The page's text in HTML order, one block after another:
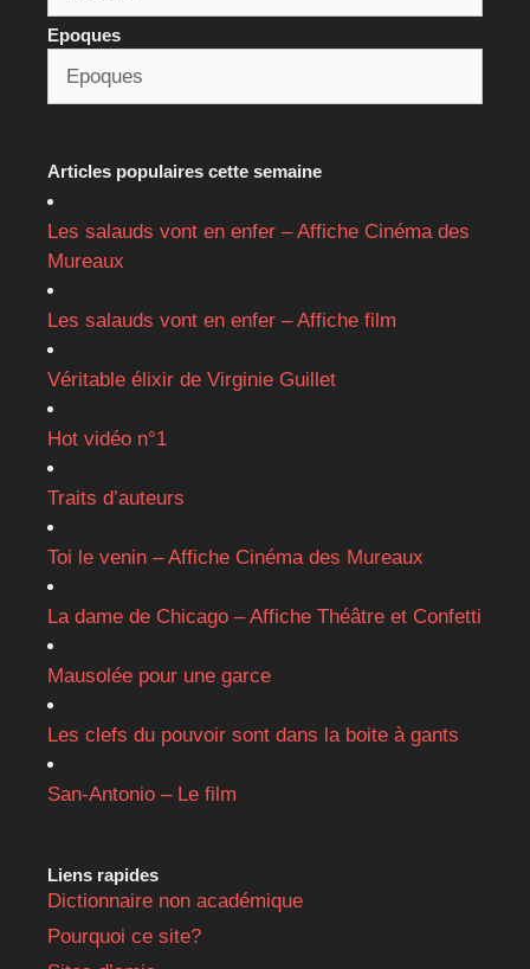
Epoques
Articles populaires cette semaine
Les salauds vont en enfer – Affiche Cinéma des
Mureaux
Les salauds vont en enfer – Affiche film
Véritable élixir de Virginie Guillet
Hot vidéo n°1
Traits d’auteurs
Toi le venin – Affiche Cinéma des Mureaux
La dame de Chicago – Affiche Théâtre et Confetti
Mausolée pour une garce
Les clefs du pouvoir sont dans la boite à gants
San-Antonio – Le film
Liens rapides
Dictionnaire non académique
Pourquoi ce site?